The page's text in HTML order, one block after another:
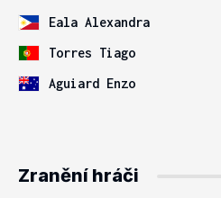
Eala Alexandra
Torres Tiago
Aguiard Enzo
Zranění hráči